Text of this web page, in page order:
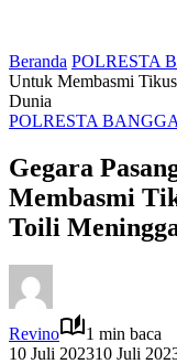
Beranda POLRESTA
Untuk Membasmi
Dunia
POLRESTA
Gegara
Membasmi
Toili
Revino
1 min baca
10 Juli 202310 Juli